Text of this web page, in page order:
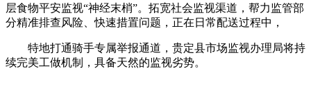
层食物平安监视“神经末梢”。拓宽社会监视渠道，帮力监管部
分精准排查风险、快速措置问题，正在日常配送过程中，
特地打通骑手专属举报通道，贵定县市场监视办理局将持
续完美工做机制，具备天然的监视劣势。